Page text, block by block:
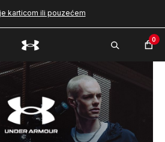
karticom ili pouzećem
0